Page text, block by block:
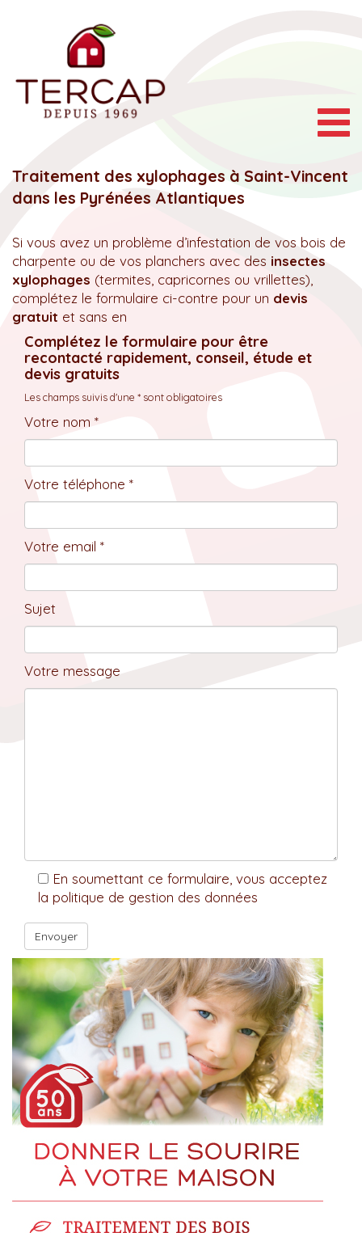
Traitement des xylophages à Saint-Vincent
dans les Pyrénées Atlantiques
Si vous avez un problème d’infestation de vos bois de
charpente ou de vos planchers avec des insectes
xylophages (termites, capricornes ou vrillettes),
complétez le formulaire ci-contre pour un devis
gratuit et sans en
Complétez le formulaire pour être
recontacté rapidement, conseil, étude et
devis gratuits
Les champs suivis d'une * sont obligatoires
Votre nom *
Votre téléphone *
Votre email *
Sujet
Votre message
En soumettant ce formulaire, vous acceptez
la politique de gestion des données